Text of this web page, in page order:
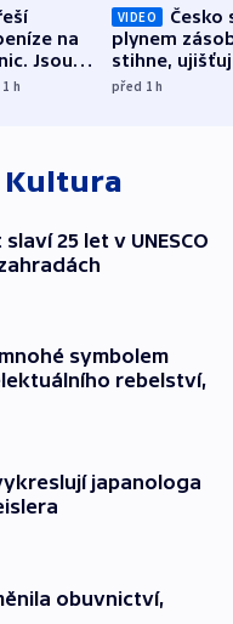
na
Jsou
namítá
h
VIDEO
Česko
plynem
stihne,
expert.
před 1h
Kultura
25 let v UNESCO
symbolem
rebelství,
japanologa
obuvnictví,